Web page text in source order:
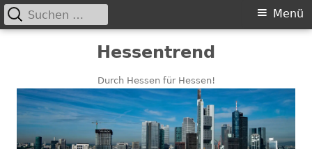
Hessentrend
Durch Hessen für Hessen!
Primäres
Menü
Suchen
nach: